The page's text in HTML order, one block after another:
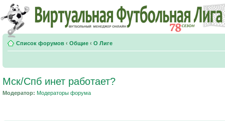
Список форумов ‹ Общие ‹ О Лиге
Мск/Спб инет работает?
Модератор: Модераторы форума